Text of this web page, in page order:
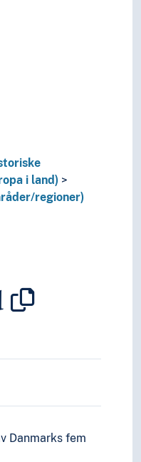
i land)
regioner)
Danmarks fem